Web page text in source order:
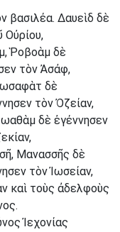
βασιλέα. Δαυεὶδ δὲ
Οὐρίου,
Ῥοβοὰμ δὲ
τὸν Ἀσάφ,
δὲ
τὸν Ὀζείαν,
δὲ ἐγέννησεν
Μανασσῆς δὲ
τὸν Ἰωσείαν,
καὶ τοὺς ἀδελφοὺς
Ἰεχονίας